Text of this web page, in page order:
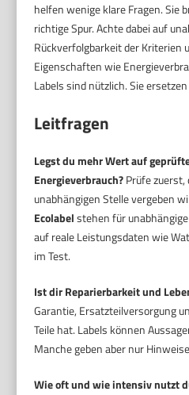
helfen wenige klare Fragen. Sie
richtige Spur. Achte dabei auf
Rückverfolgbarkeit der Kriterien
Eigenschaften wie
Labels sind nützlich. Sie
Leitfragen
Legst du mehr Wert auf
Energieverbrauch?Prüfe zuerst,
unabhängigen Stelle vergeben
Ecolabelstehen für
auf reale Leistungsdaten wie
im Test.
Ist dir Reparierbarkeit und
Garantie, Ersatzteilversorgung
Teile hat. Labels können
Manche geben aber nur
Wie oft und wie intensiv nutzt